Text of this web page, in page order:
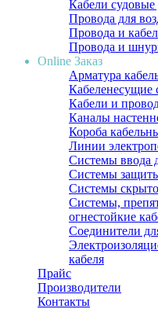
Кабели
Провода для
Провода и
Провода и
Online Заказ
Арматура
Кабеленесущие
Кабели и
Каналы
Короба
Линии
Системы ввода
Системы
Системы
Системы,
огнестойкие
Соединители
кабеля
Прайс
Производители
Контакты